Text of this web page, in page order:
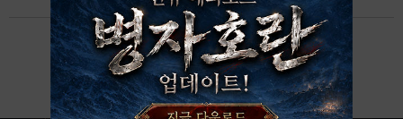
아이디 / 비밀번호 찾기 회원가입